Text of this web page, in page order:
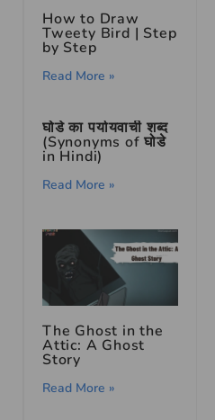
How to Draw
Tweety Bird | Step
by Step
Read More »
घोडे का पर्यायवाची शब्द
(Synonyms of घोडे
in Hindi)
Read More »
The Ghost in the
Attic: A Ghost
Story
Read More »